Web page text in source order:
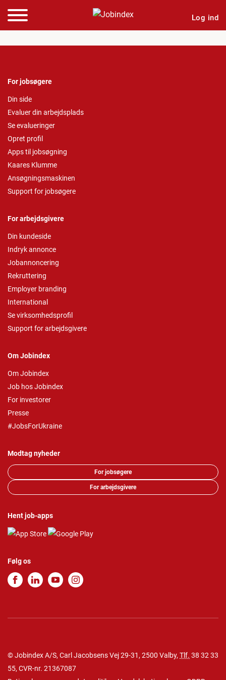
Log ind
For jobsøgere
Din side
Evaluer din arbejdsplads
Se evalueringer
Opret profil
Apps til jobsøgning
Kaares Klumme
Ansøgningsmaskinen
Support for jobsøgere
For arbejdsgivere
Din kundeside
Indryk annonce
Jobannoncering
Rekruttering
Employer branding
International
Se virksomhedsprofil
Support for arbejdsgivere
Om Jobindex
Om Jobindex
Job hos Jobindex
For investorer
Presse
#JobsForUkraine
Modtag nyheder
For jobsøgere
For arbejdsgivere
Hent job-apps
Følg os
© Jobindex A/S, Carl Jacobsens Vej 29-31, 2500 Valby, Tlf. 38 32 33
55, CVR-nr. 21367087